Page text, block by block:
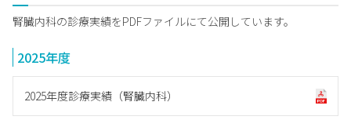
腎臓内科の診療実績をPDFファイルにて公開しています。
2025年度
2025年度診療実績（腎臓内科）